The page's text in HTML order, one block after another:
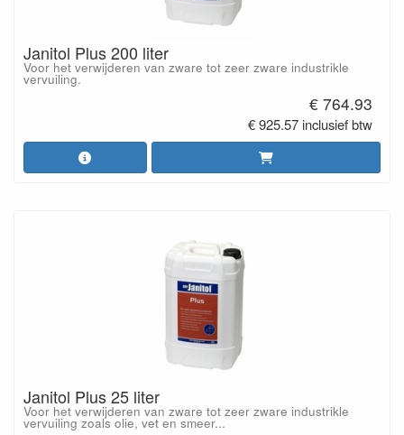
Janitol Plus 200 liter
Voor het verwijderen van zware tot zeer zware industrikle
vervuiling.
€ 764.93
€ 925.57 inclusief btw
Janitol Plus 25 liter
Voor het verwijderen van zware tot zeer zware industrikle
vervuiling zoals olie, vet en smeer...